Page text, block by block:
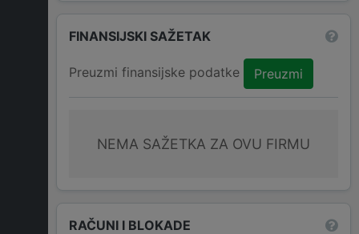
FINANSIJSKI SAŽETAK
Preuzmi finansijske podatke Preuzmi
NEMA SAŽETKA ZA OVU FIRMU
RAČUNI I BLOKADE